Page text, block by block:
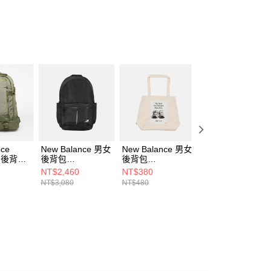
進行身份認證。
註冊多個帳號或使用他人資訊註冊。若發現惡意使用之情
股份有限公司將有權停止該用戶之使用額度並採取法律行
背包
F
New Balance 男女
後背包
AC8891DBK-F
NT$2,460
NT$3,080
New Balance 男女
後背包
AC9728DAG-F
NT$380
NT$480